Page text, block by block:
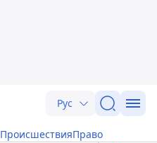
Рус
ПроисшествияПраво